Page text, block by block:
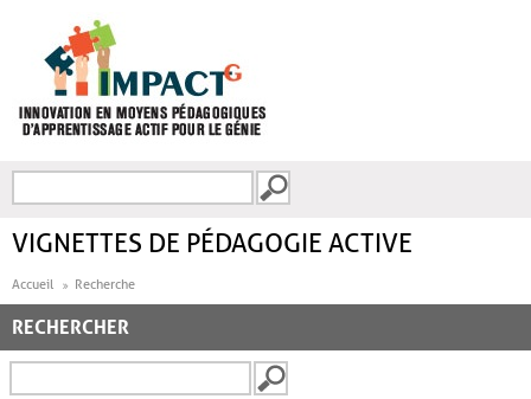
FORMULAIRE DE
VIGNETTES DE PÉDAGOGIE ACTIVE
Accueil Recherche
RECHERCHER